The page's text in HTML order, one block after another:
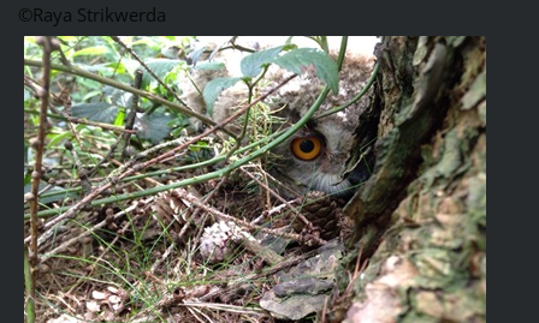
©Raya Strikwerda